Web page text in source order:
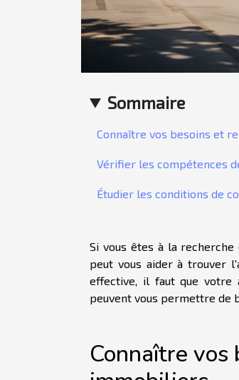
Sommaire
Connaître vos besoins et
Vérifier les compétences
Étudier les conditions de
Si vous êtes à la
peut vous aider à trouver
effective, il faut que votre
peuvent vous permettre de
Connaître vos